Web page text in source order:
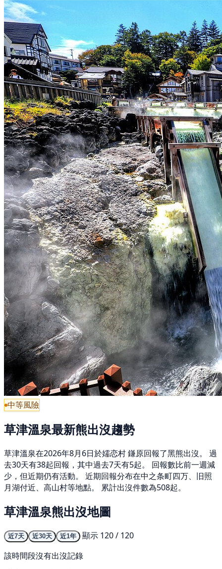
中等風險
草津溫泉最新熊出沒趨勢
草津溫泉在2026年8月6日於嬬恋村 鎌原回報了黑熊出沒。 過
去30天有38起回報，其中過去7天有5起。 回報數比前一週減
少，但近期仍有活動。 近期回報分布在中之条町四万、旧照
月湖付近、高山村等地點。 累計出沒件數為508起。
草津溫泉熊出沒地圖
近7天 近30天 近1年
顯示 120 / 120
該時間段沒有出沒記錄